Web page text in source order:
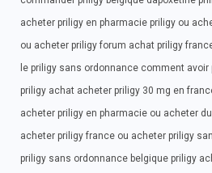
acheter priligy en pharmacie priligy ou
ou acheter priligy forum achat priligy
le priligy sans ordonnance comment
priligy achat acheter priligy 30 mg en
acheter priligy en pharmacie ou acheter
acheter priligy france ou acheter priligy
priligy sans ordonnance belgique priligy